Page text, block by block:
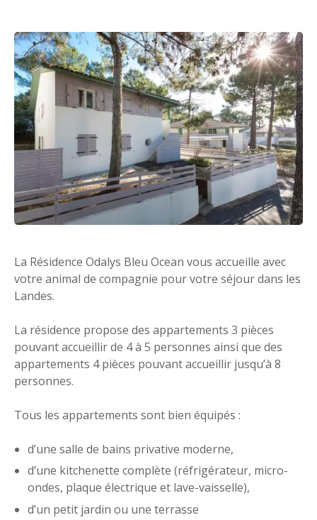
La Résidence Odalys Bleu Ocean vous accueille avec
votre animal de compagnie pour votre séjour dans les
Landes.
La résidence propose des appartements 3 pièces
pouvant accueillir de 4 à 5 personnes ainsi que des
appartements 4 pièces pouvant accueillir jusqu’à 8
personnes.
Tous les appartements sont bien équipés :
d’une salle de bains privative moderne,
d’une kitchenette complète (réfrigérateur, micro-
ondes, plaque électrique et lave-vaisselle),
d’un petit jardin ou une terrasse